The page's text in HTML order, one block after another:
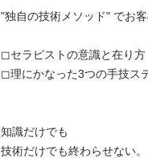
"独自の技術メソッド" でお
◻︎セラピストの意識と在り方
◻︎理にかなった3つの手技ス
知識だけでも
技術だけでも終わらせない。